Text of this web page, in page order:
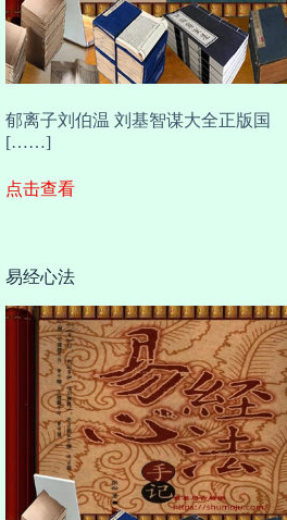
郁离子刘伯温 刘基智谋大全正版国
[……]
点击查看
易经心法